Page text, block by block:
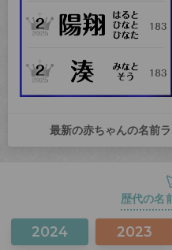
最新の赤ちゃんの名前
歴代の名
2024 2023